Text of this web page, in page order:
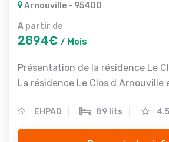
Arnouville - 95400
A partir de
2894€ / Mois
Présentation de la résidence Le
La résidence Le Clos d Arnouville
EHPAD 89 lits